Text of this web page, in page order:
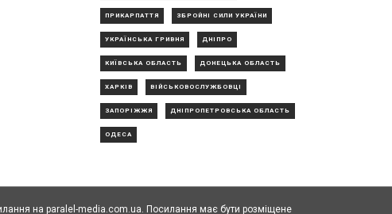
ПРИКАРПАТТЯ ЗБРОЙНІ СИЛИ УКРАЇНИ
УКРАЇНСЬКА ГРИВНЯ ДНІПРО
КИЇВСЬКА ОБЛАСТЬ ДОНЕЦЬКА ОБЛАСТЬ
ХАРКІВ ВІЙСЬКОВОСЛУЖБОВЦІ
ЗАПОРІЖЖЯ ДНІПРОПЕТРОВСЬКА ОБЛАСТЬ
ОДЕСА
на paralel-media.com.ua. Посилання має бути розміщене